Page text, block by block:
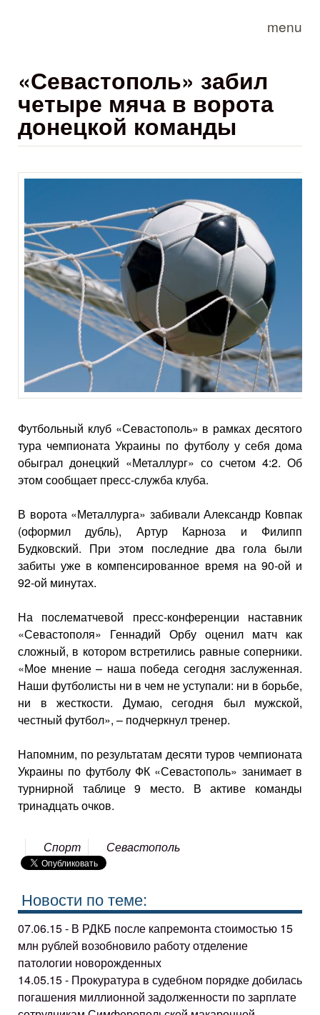
menu
«Севастополь» забил
четыре мяча в ворота
донецкой команды
Футбольный клуб «Севастополь» в рамках десятого
тура чемпионата Украины по футболу у себя дома
обыграл донецкий «Металлург» со счетом 4:2. Об
этом сообщает пресс-служба клуба.
В ворота «Металлурга» забивали Александр Ковпак
(оформил дубль), Артур Карноза и Филипп
Будковский. При этом последние два гола были
забиты уже в компенсированное время на 90-ой и
92-ой минутах.
На послематчевой пресс-конференции наставник
«Севастополя» Геннадий Орбу оценил матч как
сложный, в котором встретились равные соперники.
«Мое мнение – наша победа сегодня заслуженная.
Наши футболисты ни в чем не уступали: ни в борьбе,
ни в жесткости. Думаю, сегодня был мужской,
честный футбол», – подчеркнул тренер.
Напомним, по результатам десяти туров чемпионата
Украины по футболу ФК «Севастополь» занимает в
турнирной таблице 9 место. В активе команды
тринадцать очков.
Спорт Севастополь
Новости по теме:
07.06.15 - В РДКБ после капремонта стоимостью 15
млн рублей возобновило работу отделение
патологии новорожденных
14.05.15 - Прокуратура в судебном порядке добилась
погашения миллионной задолженности по зарплате